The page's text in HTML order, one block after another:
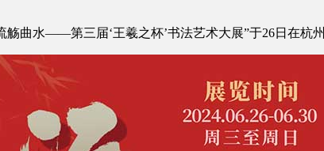
曲水——第三届‘王羲之杯’书法艺术大展”于26日在杭州